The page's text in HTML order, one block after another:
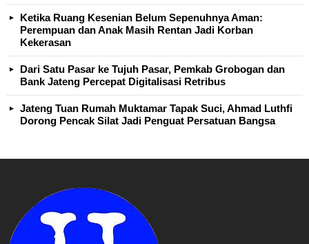
Ketika Ruang Kesenian Belum Sepenuhnya Aman:
Perempuan dan Anak Masih Rentan Jadi Korban
Kekerasan
Dari Satu Pasar ke Tujuh Pasar, Pemkab Grobogan dan
Bank Jateng Percepat Digitalisasi Retribus
Jateng Tuan Rumah Muktamar Tapak Suci, Ahmad Luthfi
Dorong Pencak Silat Jadi Penguat Persatuan Bangsa